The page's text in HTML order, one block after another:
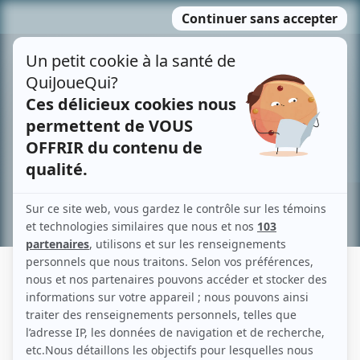
MENU
contenu
Recherche avancée »
FRÉDÉRIKE AMBROISE-LAPLANTE
Liens
Fiche de Frédérike Ambroise-Laplante sur Showbizz.net